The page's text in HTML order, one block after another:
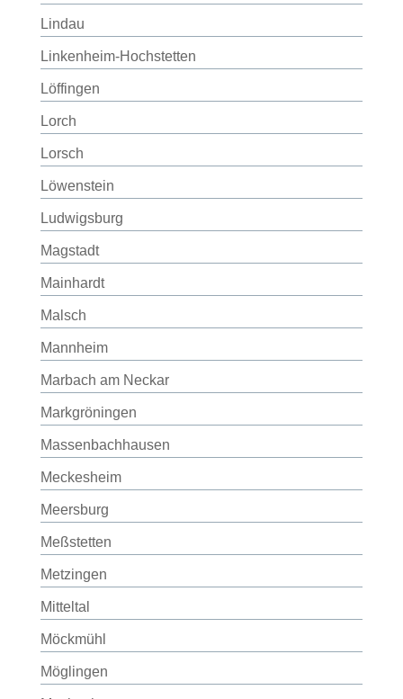
Lindau
Linkenheim-Hochstetten
Löffingen
Lorch
Lorsch
Löwenstein
Ludwigsburg
Magstadt
Mainhardt
Malsch
Mannheim
Marbach am Neckar
Markgröningen
Massenbachhausen
Meckesheim
Meersburg
Meßstetten
Metzingen
Mitteltal
Möckmühl
Möglingen